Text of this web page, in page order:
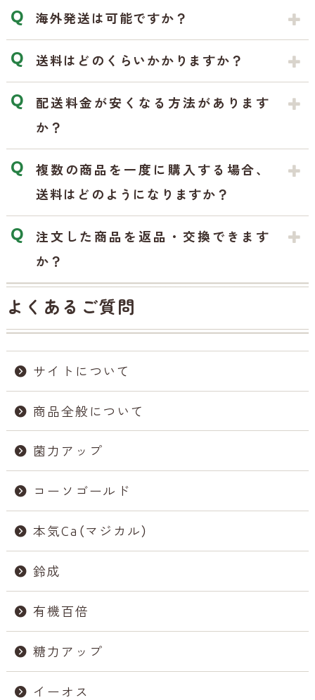
海外発送は可能ですか？
送料はどのくらいかかりますか？
配送料金が安くなる方法があります
か？
複数の商品を一度に購入する場合、
送料はどのようになりますか？
注文した商品を返品・交換できます
か？
よくあるご質問
サイトについて
商品全般について
菌力アップ
コーソゴールド
本気Ca（マジカル）
鈴成
有機百倍
糖力アップ
イーオス